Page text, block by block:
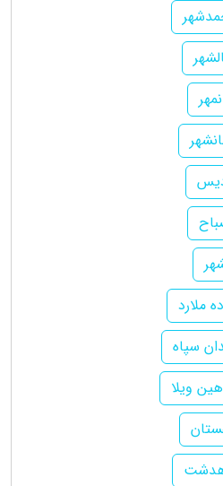
ملارد
سپاه
ویلا